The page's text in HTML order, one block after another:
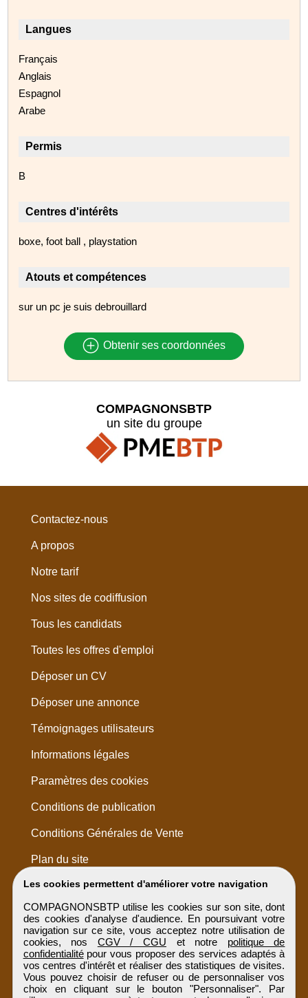
Langues
Français
Anglais
Espagnol
Arabe
Permis
B
Centres d'intérêts
boxe, foot ball , playstation
Atouts et compétences
sur un pc je suis debrouillard
Obtenir ses coordonnées
Les cookies permettent d'améliorer votre navigation
COMPAGNONSBTP utilise les cookies sur son site, dont
des cookies d'analyse d'audience. En poursuivant votre
navigation sur ce site, vous acceptez notre utilisation de
cookies, nos CGV / CGU et notre politique de
confidentialitépour vous proposer des services adaptés à
vos centres d'intérêt et réaliser des statistiques de visites.
Vous pouvez choisir de refuser ou de personnaliser vos
choix en cliquant sur le bouton "Personnaliser". Par
COMPAGNONSBTP
un site du groupe
Contactez-nous
A propos
Notre tarif
Nos sites de codiffusion
Tous les candidats
Toutes les offres d'emploi
Déposer un CV
Déposer une annonce
Témoignages utilisateurs
Informations légales
Paramètres des cookies
Conditions de publication
Conditions Générales de Vente
Plan du site